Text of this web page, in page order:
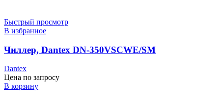
Быстрый просмотр
В избранное
Чиллер, Dantex DN-350VSCWE/SM
Dantex
Цена по запросу
В корзину